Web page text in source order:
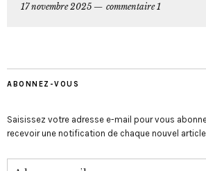
17 novembre 2025
commentaire 1
ABONNEZ-VOUS
Saisissez votre adresse e-mail pour vous
recevoir une notification de chaque nouvel